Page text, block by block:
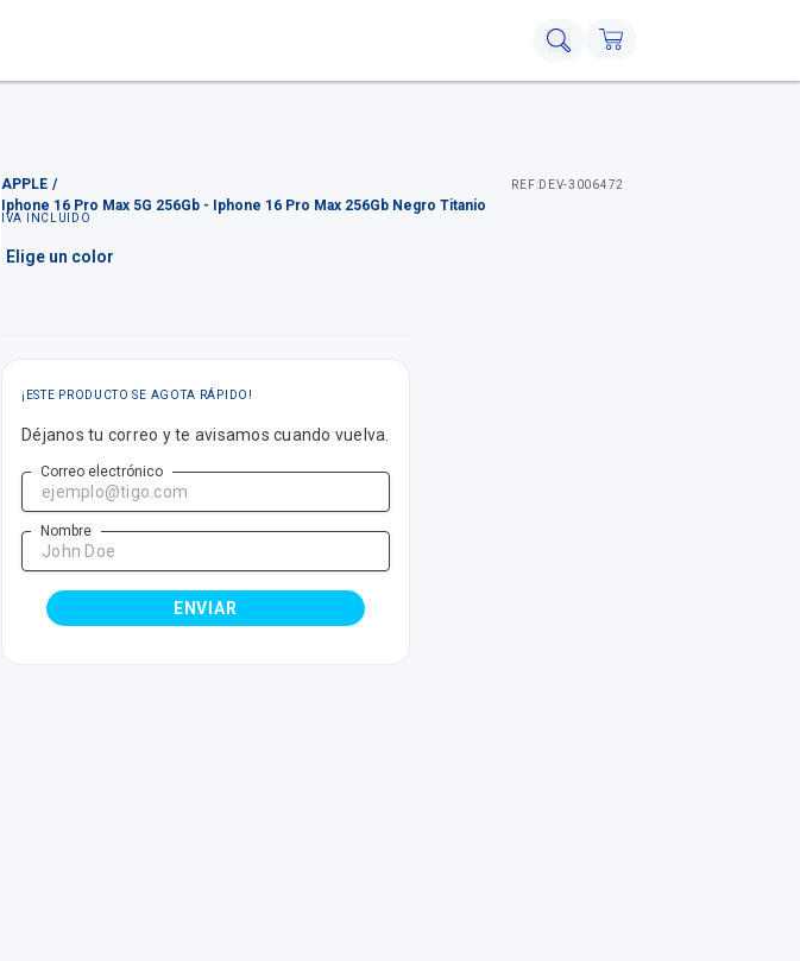
APPLE REF:DEV-3006472
Iphone 16 Pro Max 5G 256Gb - Iphone 16 Pro Max 256Gb Negro Titanio
IVA INCLUIDO
¡ESTE PRODUCTO SE AGOTA RÁPIDO!
Déjanos tu correo y te avisamos cuando vuelva.
Correo electrónico
Nombre
ENVIAR